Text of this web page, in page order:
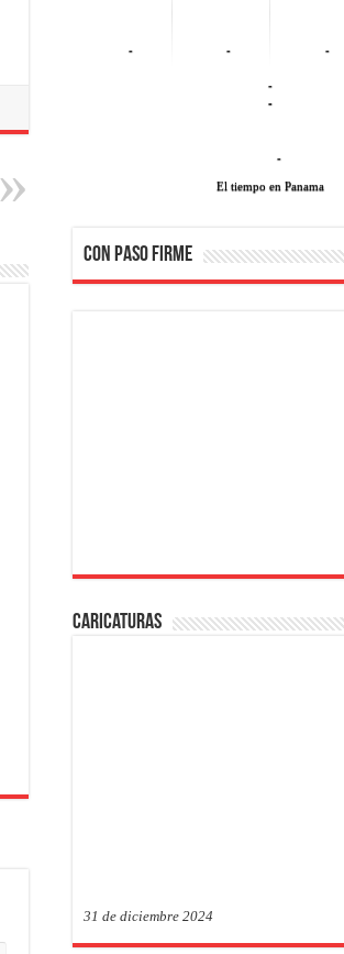
- - -
-
-
-
El tiempo en Panama
CON PASO FIRME
Caricaturas
31 de diciembre 2024